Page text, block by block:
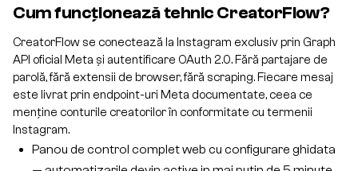
Cum funcționează tehnic CreatorFlow?
CreatorFlow se conectează la Instagram exclusiv prin Graph
API oficial Meta și autentificare OAuth 2.0. Fără partajare de
parolă, fără extensii de browser, fără scraping. Fiecare mesaj
este livrat prin endpoint-uri Meta documentate, ceea ce
menține conturile creatorilor în conformitate cu termenii
Instagram.
Panou de control complet web cu configurare ghidata